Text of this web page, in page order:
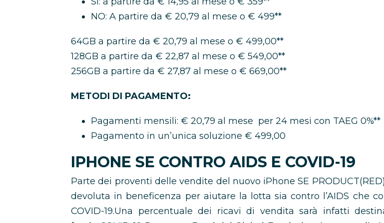
NO: A partire da € 20,79 al mese o € 499**
64GB a partire da € 20,79 al mese o € 499,00**
128GB a partire da € 22,87 al mese o € 549,00**
256GB a partire da € 27,87 al mese o € 669,00**
METODI DI PAGAMENTO:
Pagamenti mensili: € 20,79 al mese per 24 mesi con TAEG 0%**
Pagamento in un’unica soluzione € 499,00
IPHONE SE CONTRO AIDS E COVID-19
Parte dei proventi delle vendite del nuovo iPhone SE
devoluta in beneficenza per aiutare la lotta sia contro l’AIDS che
COVID-19.Una percentuale dei ricavi di vendita sarà infatti